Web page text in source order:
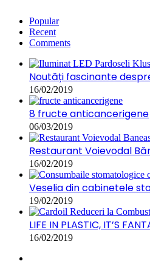
Popular
Recent
Comments
Noutăți fascinante
16/02/2019
8 fructe anticancerigene
06/03/2019
Restaurant Voievodal
16/02/2019
Veselia din cabinetele
19/02/2019
LIFE IN PLASTIC, IT’S
16/02/2019